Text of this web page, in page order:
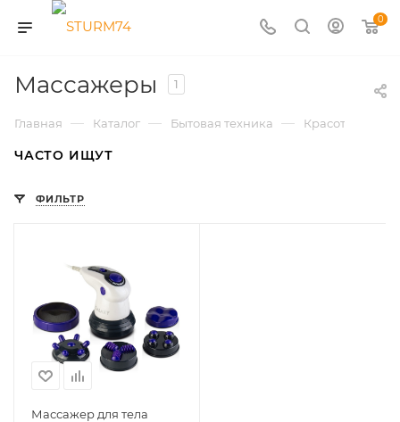
0
Массажеры 1
Главная — Каталог — Бытовая техника — Красота и
ЧАСТО ИЩУТ
ФИЛЬТР
Массажер для тела